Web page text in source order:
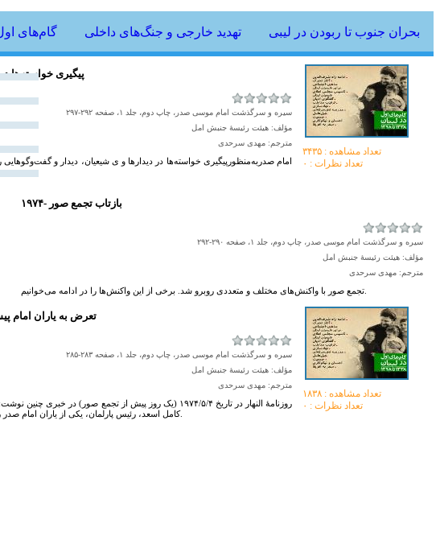
گام‌های تهدید خارجی و جنگ‌های داخلی بحران جنوب تا ربودن در لیبی
تعداد مشاهده :‌ ۳۴۳۵
تعداد نظرات : ۰
۱۹۷۴-پيگيرى
سیره و سرگذشت امام موسی صدر، چاپ دوم، جلد ۱، صفحه ۲۹۲-۲۹۷
مؤلف: هیئت رئیسۀ جنبش امل
مترجم: مهدی سرحدی
امام صدربه‌منظورپيگيرى خواسته‌ها در ديدارها و ی شیعیان، دیدار و
۱۹۷۴- بازتاب تجمع صور
سیره و سرگذشت امام موسی صدر، چاپ دوم، جلد ۱، صفحه ۲۹۰-۲۹۲
مؤلف: هیئت رئیسۀ جنبش امل
مترجم: مهدی سرحدی
تعداد مشاهده :‌ ۱۸۳۸
تعداد نظرات : ۰
۱۹۷۴- تعرض به یاران
سیره و سرگذشت امام موسی صدر، چاپ دوم، جلد ۱، صفحه ۲۸۳-۲۸۵
مؤلف: هیئت رئیسۀ جنبش امل
مترجم: مهدی سرحدی
روزنامۀ النهار در تاریخ ۱۹۷۴/۵/۴ (یک روز پیش از تجمع صور) در
کامل اسعد، رئیس پارلمان، یکی از یاران امام صدر را مورد ضرب و شتم قرار دادند.